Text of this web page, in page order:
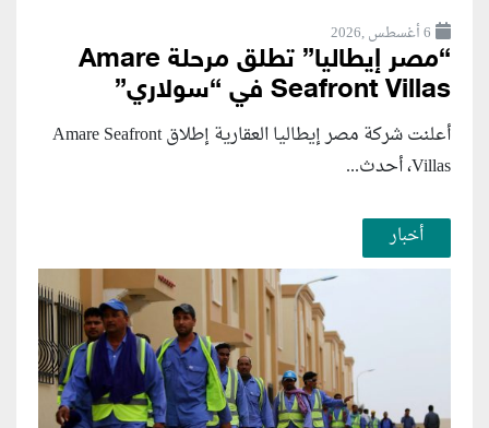
6 أغسطس ,2026
“مصر إيطاليا” تطلق مرحلة Amare
Seafront Villas في “سولاري”
أعلنت شركة مصر إيطاليا العقارية إطلاق Amare Seafront
Villas، أحدث...
أخبار